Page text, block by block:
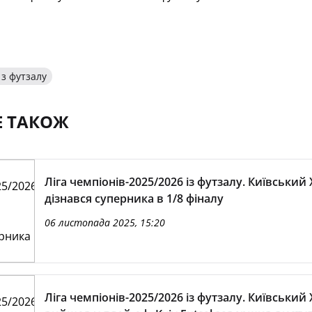
футзалу
ТАКОЖ
Ліга чемпіонів-2025/2026 із футзалу. Київський
дізнався суперника в 1/8 фіналу
06 листопада 2025, 15:20
Ліга чемпіонів-2025/2026 із футзалу. Київський